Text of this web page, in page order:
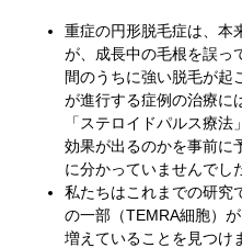
重症の円形脱毛症は、本
が、成長中の毛根を誤っ
間のうちに強い脱毛が起
が進行する症例の治療に
「ステロイドパルス療
効果が出るのかを事前に
に分かっていませんでし
私たちはこれまでの研究
の一部（TEMRA細胞）
増えていることを見つけ